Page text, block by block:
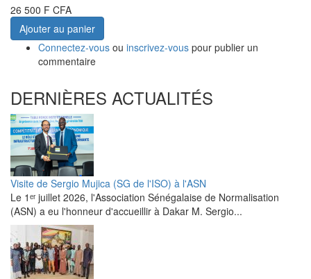
26 500 F CFA
Ajouter au panier
Connectez-vous ou inscrivez-vous pour publier un
commentaire
DERNIÈRES ACTUALITÉS
Visite de Sergio Mujica (SG de l'ISO) à l'ASN
Le 1ᵉʳ juillet 2026, l'Association Sénégalaise de Normalisation
(ASN) a eu l'honneur d'accueillir à Dakar M. Sergio...